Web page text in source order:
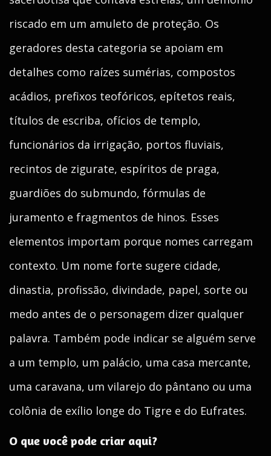
riscado em um amuleto de proteção. Os
geradores desta categoria se apoiam em
detalhes como raízes sumérias, compostos
acádios, prefixos teofóricos, epítetos reais,
títulos de escriba, ofícios de templo,
funcionários da irrigação, portos fluviais,
recintos de zigurate, espíritos de praga,
guardiões do submundo, fórmulas de
juramento e fragmentos de hinos. Esses
elementos importam porque nomes carregam
contexto. Um nome forte sugere cidade,
dinastia, profissão, divindade, papel, sorte ou
medo antes de o personagem dizer qualquer
palavra. Também pode indicar se alguém serve
a um templo, um palácio, uma casa mercante,
uma caravana, um vilarejo do pântano ou uma
colônia de exílio longe do Tigre e do Eufrates.
O que você pode criar aqui?